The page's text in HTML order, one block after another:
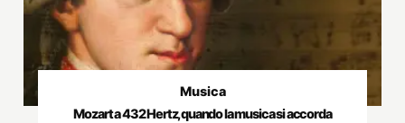
Musica
Mozart a 432 Hertz, quando la musica si accorda